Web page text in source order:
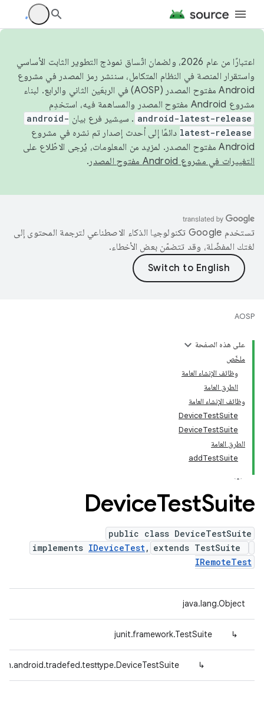
اعتبارًا من عام 2026، ولضمان اتّساق نموذج التطوير الثابت الأساسي
واستقرار المنصة في النظام المتكامل، سننشر رمز المصدر في مشروع
Android مفتوح المصدر (AOSP) في الربعَين الثاني والرابع. لبناء
مشروع Android مفتوح المصدر والمساهمة فيه، استخدِم
android-latest-release . سيشير فرع بيان android-
latest-release دائمًا إلى أحدث إصدار تم نشره في مشروع
Android مفتوح المصدر. لمزيد من المعلومات، يُرجى الاطّلاع على
التغييرات في مشروع Android مفتوح المصدر
.
تستخدم Google تكنولوجيا الذكاء الاصطناعي لترجمة المحتوى إلى
لغتك المفضّلة، وقد تتضمّن بعض الأخطاء.
AOSP
على هذه الصفحة
ملخّص
وظائف الإنشاء العامة
الطرق العامة
وظائف الإنشاء العامة
DeviceTestSuite
DeviceTestSuite
الطرق العامة
addTestSuite
DeviceTestSuite
public class DeviceTestSuite
extends TestSuite
implements IDeviceTest,
IRemoteTest
java.lang.Object
↳
junit.framework.TestSuite
↳